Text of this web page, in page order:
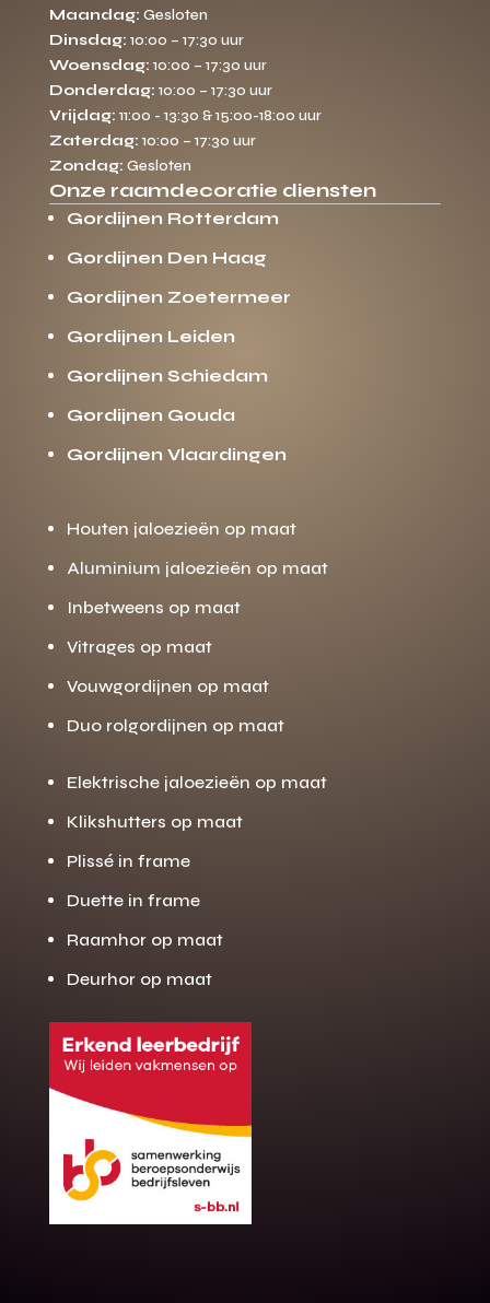
Gratis offerte
op maat?
Binnen 24 uur jouw gratis offerte
10 jaar garantie op de montage
Maandag: Gesloten
Dinsdag: 10:00 – 17:30 uur
Woensdag: 10:00 – 17:30 uur
Donderdag: 10:00 – 17:30 uur
Vrijdag: 11:00 - 13:30 & 15:00-18:00 uur
Zaterdag: 10:00 – 17:30 uur
Zondag: Gesloten
Onze raamdecoratie diensten
Gordijnen Rotterdam
Gordijnen Den Haag
Gordijnen Zoetermeer
Gordijnen Leiden
Gordijnen Schiedam
Gordijnen Gouda
Gordijnen Vlaardingen
Houten jaloezieën op maat
Aluminium jaloezieën op maat
Inbetweens op maat
Vitrages op maat
Vouwgordijnen op maat
Duo rolgordijnen op maat
Elektrische jaloezieën op maat
Klikshutters op maat
Plissé in frame
Duette in frame
Raamhor op maat
Deurhor op maat